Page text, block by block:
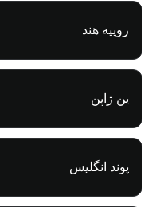
روپیه هند
ین ژاپن
پوند انگلیس